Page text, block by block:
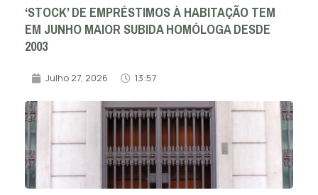
‘STOCK’ DE EMPRÉSTIMOS À HABITAÇÃO TEM
EM JUNHO MAIOR SUBIDA HOMÓLOGA DESDE
2003
Julho 27, 2026 13:57